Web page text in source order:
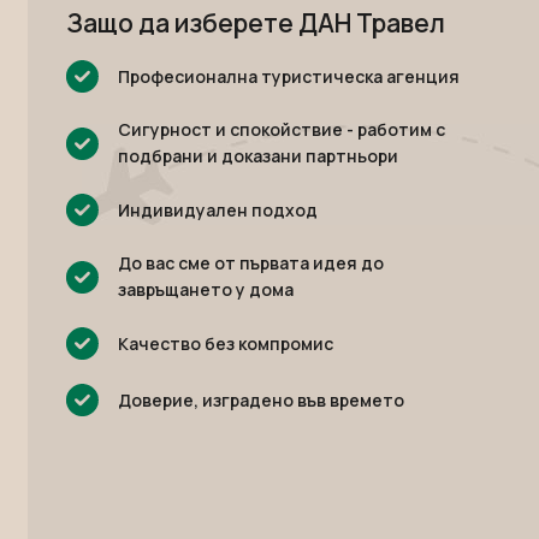
Защо да изберете ДАН Травел
Професионална туристическа агенция
Сигурност и спокойствие - работим с
подбрани и доказани партньори
Индивидуален подход
До вас сме от първата идея до
завръщането у дома
Качество без компромис
Доверие, изградено във времето